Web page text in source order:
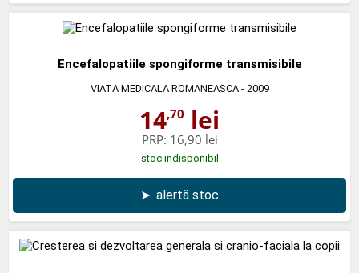
Encefalopatiile spongiforme transmisibile
VIATA MEDICALA ROMANEASCA- 2009
14,70 lei
PRP: 16,90 lei
stoc indisponibil
➤ alertă stoc